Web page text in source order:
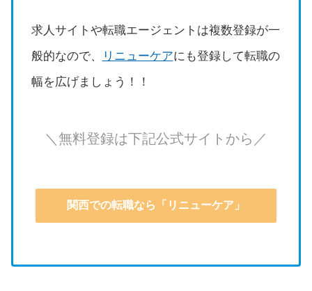
求人サイトや転職エージェントは複数登録が一
般的なので、
リニューケアにも登録して転職の
幅を広げましょう！！
＼無料登録は下記公式サイトから／
関西での転職なら「リニューケア」